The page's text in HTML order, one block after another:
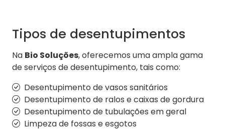
Tipos de desentupimentos
Na Bio Soluções, oferecemos uma ampla gama
de serviços de desentupimento, tais como:
Desentupimento de vasos sanitários
Desentupimento de ralos e caixas de gordura
Desentupimento de tubulações em geral
Limpeza de fossas e esgotos